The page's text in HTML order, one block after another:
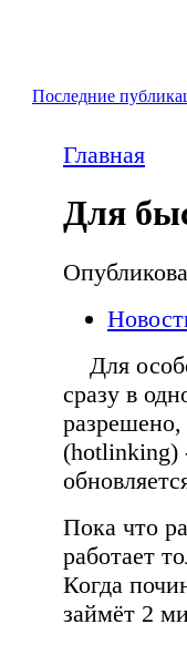
Последние
Главная
Для
Для
сразу в
(hotlinking)
Пока что
работает
Когда
займёт 2